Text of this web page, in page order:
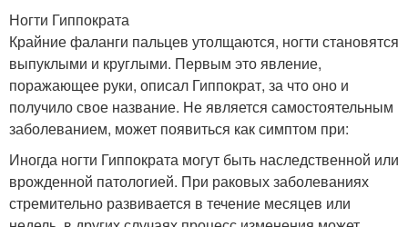
Ногти Гиппократа
Крайние фаланги пальцев утолщаются, ногти становятся
выпуклыми и круглыми. Первым это явление,
поражающее руки, описал Гиппократ, за что оно и
получило свое название. Не является самостоятельным
заболеванием, может появиться как симптом при:
Иногда ногти Гиппократа могут быть наследственной или
врожденной патологией. При раковых заболеваниях
стремительно развивается в течение месяцев или